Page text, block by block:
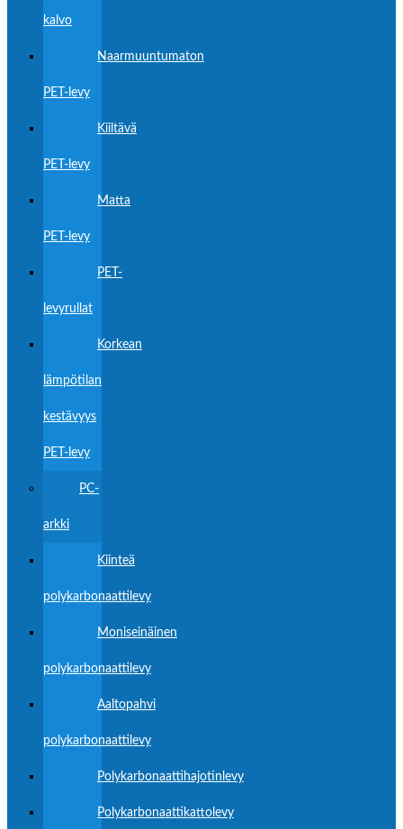
kalvo
Naarmuuntumaton
PET-levy
Kiiltävä
PET-levy
Matta
PET-levy
PET-
levyrullat
Korkean
lämpötilan
kestävyys
PET-levy
PC-
arkki
Kiinteä
polykarbonaattilevy
Moniseinäinen
polykarbonaattilevy
Aaltopahvi
polykarbonaattilevy
Polykarbonaattihajotinlevy
Polykarbonaattikattolevy